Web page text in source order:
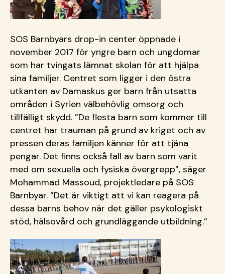
SOS Barnbyars drop-in center öppnade i
november 2017 för yngre barn och ungdomar
som har tvingats lämnat skolan för att hjälpa
sina familjer. Centret som ligger i den östra
utkanten av Damaskus ger barn från utsatta
områden i Syrien välbehövlig omsorg och
tillfälligt skydd. ”De flesta barn som kommer till
centret har trauman på grund av kriget och av
pressen deras familjen känner för att tjäna
pengar. Det finns också fall av barn som varit
med om sexuella och fysiska övergrepp”, säger
Mohammad Massoud, projektledare på SOS
Barnbyar. ”Det är viktigt att vi kan reagera på
dessa barns behov när det gäller psykologiskt
stöd, hälsovård och grundläggande utbildning.”